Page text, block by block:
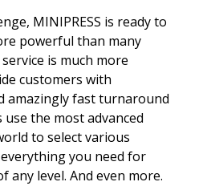
MINIPRESS is ready to
powerful than many
is much more
customers with
amazingly fast turnaround
the most advanced
to select various
you need for
any level. And even more.